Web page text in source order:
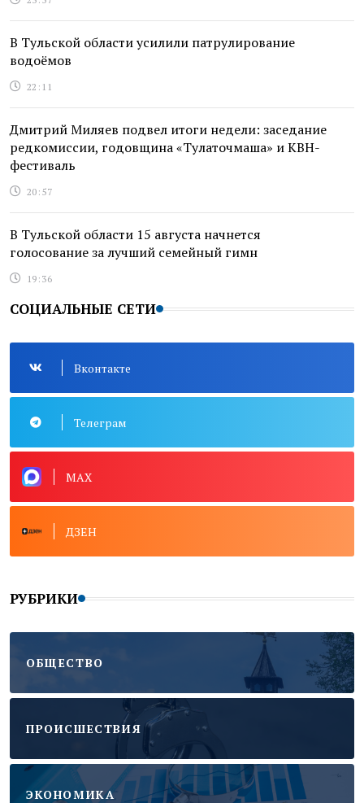
В Тульской области усилили патрулирование
водоёмов
22:11
Дмитрий Миляев подвел итоги недели: заседание
редкомиссии, годовщина «Тулаточмаша» и КВН-
фестиваль
20:57
В Тульской области 15 августа начнется
голосование за лучший семейный гимн
19:36
СОЦИАЛЬНЫЕ СЕТИ
Вконтакте
Телеграм
MAX
ДЗЕН
РУБРИКИ
ОБЩЕСТВО
ПРОИСШЕСТВИЯ
ЭКОНОМИКА